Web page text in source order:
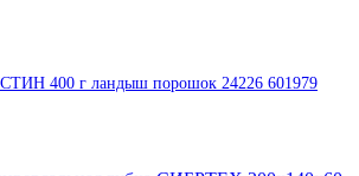
400 г ландыш порошок 24226 601979